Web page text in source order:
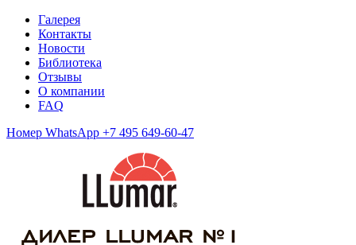
Галерея
Контакты
Новости
Библиотека
Отзывы
О компании
FAQ
Номер WhatsApp +7 495 649-60-47